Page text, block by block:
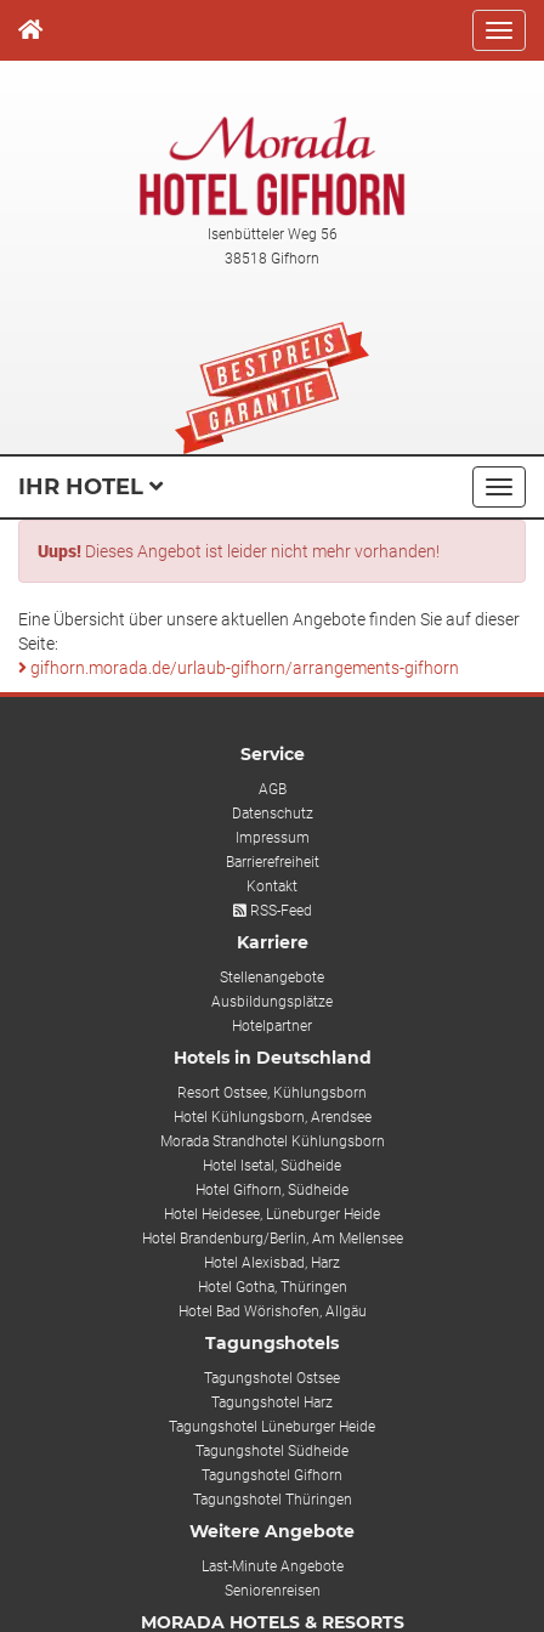
zum
Inhalt
Isenbütteler Weg 56
38518 Gifhorn
IHR HOTEL
Uups! Dieses Angebot ist leider nicht mehr vorhanden!
Eine Übersicht über unsere aktuellen Angebote finden Sie auf dieser
Seite:
gifhorn.morada.de/urlaub-gifhorn/arrangements-gifhorn
Service
AGB
Datenschutz
Impressum
Barrierefreiheit
Kontakt
RSS-Feed
Karriere
Stellenangebote
Ausbildungsplätze
Hotelpartner
Hotels in Deutschland
Resort Ostsee, Kühlungsborn
Hotel Kühlungsborn, Arendsee
Morada Strandhotel Kühlungsborn
Hotel Isetal, Südheide
Hotel Gifhorn, Südheide
Hotel Heidesee, Lüneburger Heide
Hotel Brandenburg/Berlin, Am Mellensee
Hotel Alexisbad, Harz
Hotel Gotha, Thüringen
Hotel Bad Wörishofen, Allgäu
Tagungshotels
Tagungshotel Ostsee
Tagungshotel Harz
Tagungshotel Lüneburger Heide
Tagungshotel Südheide
Tagungshotel Gifhorn
Tagungshotel Thüringen
Weitere Angebote
Last-Minute Angebote
Seniorenreisen
MORADA HOTELS & RESORTS